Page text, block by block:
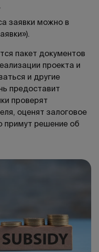
заявки можно в
пакет документов
проекта и
и другие
предоставит
проверят
оценят залоговое
примут решение об